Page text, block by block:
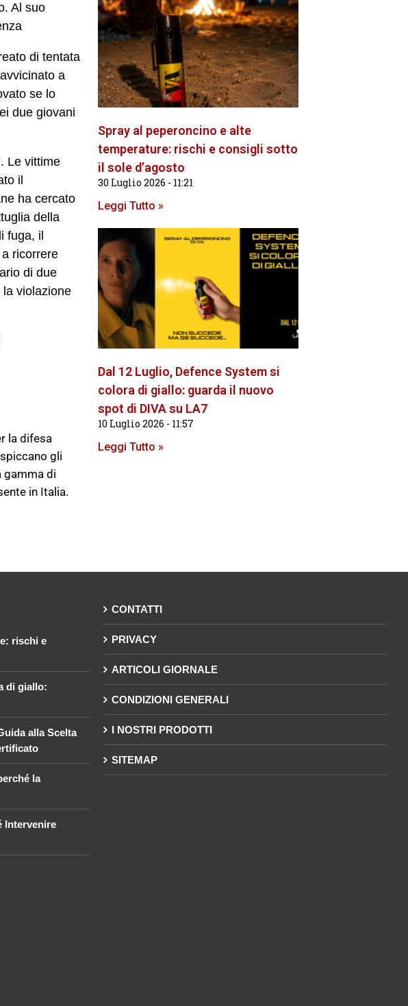
Al suo
di tentata
a
se lo
due giovani
Le vittime
il
ha cercato
della
fuga, il
ricorrere
di due
la violazione
la difesa
gli
gamma di
in Italia.
Spray al peperoncino e alte
temperature: rischi e consigli sotto
il sole d’agosto
30 Luglio 2026
11:21
Leggi Tutto »
Dal 12 Luglio, Defence System si
colora di giallo: guarda il nuovo
spot di DIVA su LA7
10 Luglio 2026
11:57
Leggi Tutto »
rischi e
di giallo:
alla Scelta
la
Intervenire
CONTATTI
PRIVACY
ARTICOLI GIORNALE
CONDIZIONI GENERALI
I NOSTRI PRODOTTI
SITEMAP